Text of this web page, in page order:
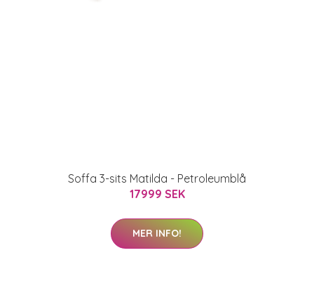
Soffa 3-sits Matilda - Petroleumblå
17999 SEK
MER INFO!